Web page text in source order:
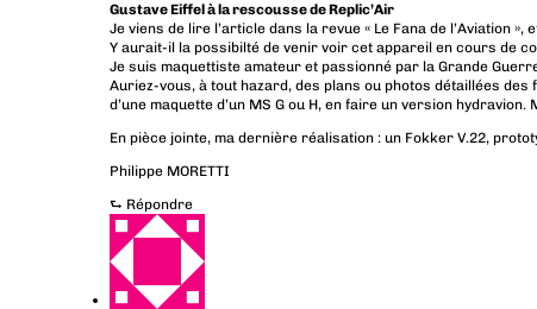
Gustave Eiffel à la rescousse de Replic’Air
Je viens de lire l’article dans la revue « Le Fana de l’Aviation
Y aurait-il la possibilté de venir voir cet appareil en cours de
Je suis maquettiste amateur et passionné par la Grande
Auriez-vous, à tout hazard, des plans ou photos détaillées
d’une maquette d’un MS G ou H, en faire un version hydravion.
En pièce jointe, ma dernière réalisation : un Fokker V.22,
Philippe MORETTI
⮑ Répondre